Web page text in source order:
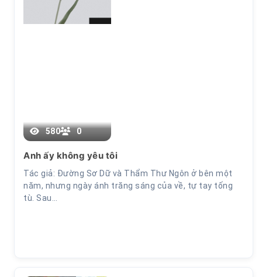
580 0
Anh ấy không yêu tôi
Tác giả: Đường Sơ Dữ và Thẩm Thư Ngôn ở bên một
năm, nhưng ngày ánh trăng sáng của về, tự tay tống
tù. Sau…